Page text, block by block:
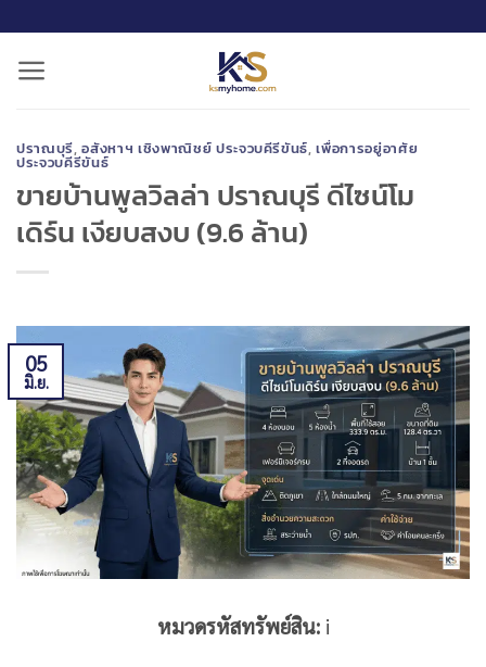
ปราณบุรี,อสังหาฯ เชิงพาณิชย์ ประจวบคีรีขันธ์,เพื่อการอยู่อาศัย
ประจวบคีรีขันธ์
ขายบ้านพูลวิลล่า ปราณบุรี ดีไซน์โม
เดิร์น เงียบสงบ (9.6 ล้าน)
05
มิ.ย.
หมวดรหัสทรัพย์สิน:i